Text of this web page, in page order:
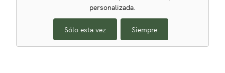
personalizada.
Sólo esta vez Siempre